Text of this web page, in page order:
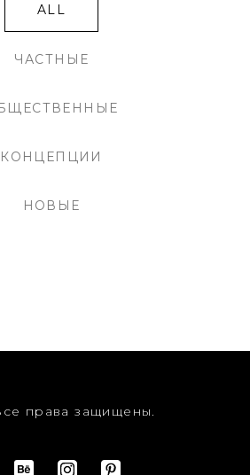
ALL
КОНЦЕПЦИИ
НОВЫЕ
ЧАСТНЫЕ
права защищены.